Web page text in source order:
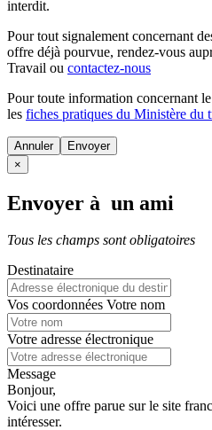
interdit.
Pour tout signalement concernant
offre déjà pourvue, rendez-vous
Travail ou contactez-nous
Pour toute information concernant le
les fiches pratiques du Ministère du
Annuler
×
Envoyer à un ami
Tous les champs sont obligatoires
Destinataire
Vos coordonnées Votre nom
Votre adresse électronique
Message
Bonjour,
Voici une offre parue sur le site
intéresser.